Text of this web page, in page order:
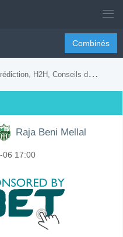
Combinés
H2H, Conseils de Paris et Prévision du Match
Raja Beni Mellal
06 17:00